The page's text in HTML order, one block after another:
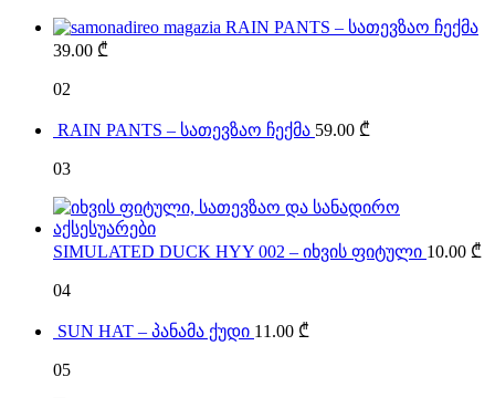
RAIN PANTS – სათევზაო ჩექმა
39.00 ₾
02
RAIN PANTS – სათევზაო ჩექმა 59.00 ₾
03
SIMULATED DUCK HYY 002 – იხვის ფიტული 10.00 ₾
04
SUN HAT – პანამა ქუდი 11.00 ₾
05